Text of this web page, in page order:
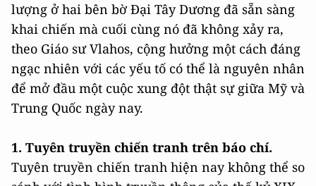
lượng ở hai bên bờ Đại Tây Dương đã sẵn sàng
khai chiến mà cuối cùng nó đã không xảy ra,
theo Giáo sư Vlahos, cộng hưởng một cách đáng
ngạc nhiên với các yếu tố có thể là nguyên nhân
để mở đầu một cuộc xung đột thật sự giữa Mỹ và
Trung Quốc ngày nay.
1. Tuyên truyền chiến tranh trên báo chí.
Tuyên truyền chiến tranh hiện nay không thể so